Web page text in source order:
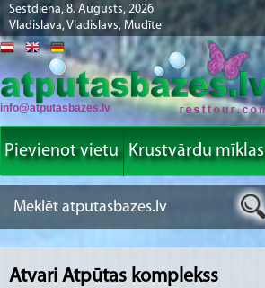
Sestdiena, 8. Augusts, 2026
Vladislava, Vladislavs, Mudīte
info@atputasbazes.lv
Pievienot vietu Krustvārdu mīklas
Atvari Atpūtas komplekss